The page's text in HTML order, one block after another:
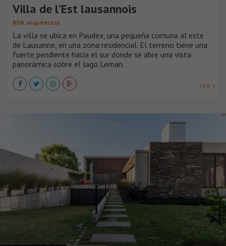
Villa de l’Est lausannois
RDR arquitectos
La villa se ubica en Paudex, una pequeña comuna al este
de Lausanne, en una zona residencial. El terreno tiene una
fuerte pendiente hacia el sur donde se abre una vista
panorámica sobre el lago Leman.
VER +